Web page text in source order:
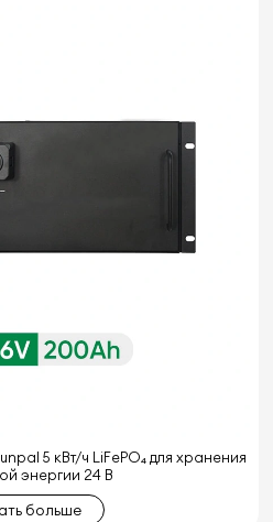
5 кВт/ч LiFePO₄ для хранения
энергии 24 В
больше